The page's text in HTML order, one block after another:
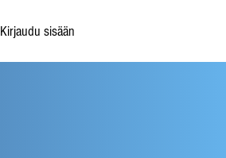
Kirjaudu sisään